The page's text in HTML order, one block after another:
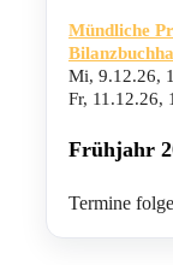
Mündliche
Mi, 9.12.26,
Fr, 11.12.26,
Frühjahr
Termine